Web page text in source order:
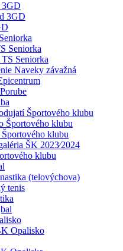
3GD
3GD
Seniorka
Seniorka
Naveky závažná
Športového klubu
Športového klubu
klubu
ŠK 2023⁄2024
klubu
(telovýchova)
tenis
Opalisko